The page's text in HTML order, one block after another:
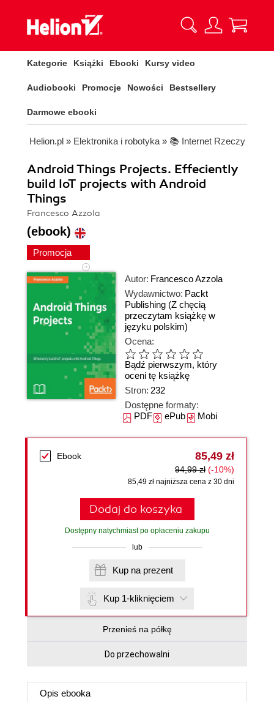
Kategorie Książki Ebooki Kursy video
Audiobooki Promocje Nowości Bestsellery
Darmowe ebooki
Helion.pl » Elektronika i robotyka » 📚 Internet Rzeczy
Android Things Projects. Effeciently
build IoT projects with Android
Things
Francesco Azzola
(ebook)
Promocja
Autor: Francesco Azzola
Wydawnictwo: Packt
Publishing (Z chęcią
przeczytam książkę w
języku polskim)
Ocena:
Bądź pierwszym, który
oceni tę książkę
Stron: 232
Dostępne formaty:
PDFePubMobi
Ebook 85,49 zł
94,99 zł (-10%)
85,49 zł najniższa cena z 30 dni
Dodaj do koszyka
Dostępny natychmiast po opłaceniu zakupu
lub
Kup na prezent
Kup 1-kliknięciem
Przenieś na półkę
Do przechowalni
Opis ebooka